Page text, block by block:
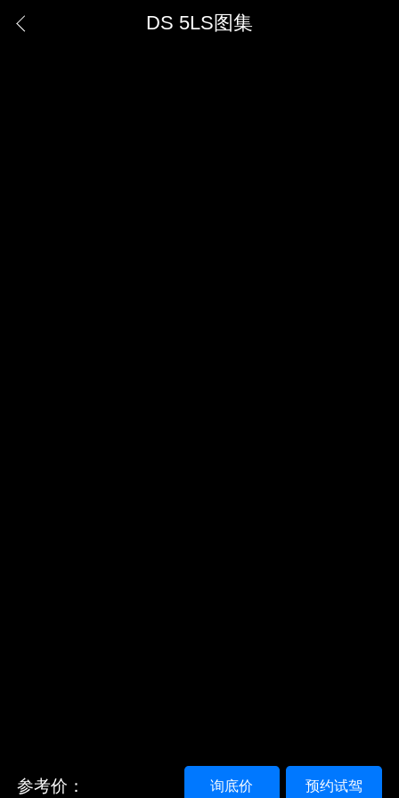
DS 5LS图集
参考价： 预约试驾
询底价